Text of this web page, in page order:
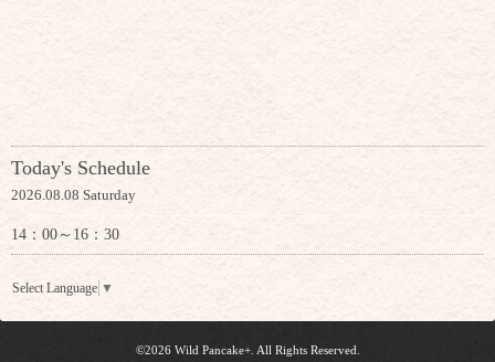
Today's Schedule
2026.08.08 Saturday
14：00～16：30
Select Language ▼
©2026 Wild Pancake+. All Rights Reserved.